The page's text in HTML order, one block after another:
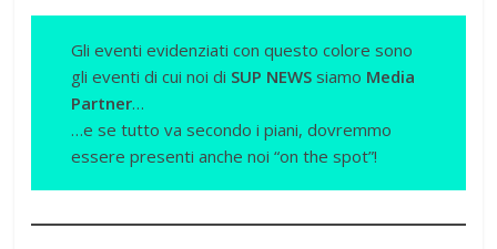
Gli eventi evidenziati con questo colore sono
gli eventi di cui noi di SUP NEWS siamo Media
Partner…
…e se tutto va secondo i piani, dovremmo
essere presenti anche noi “on the spot”!